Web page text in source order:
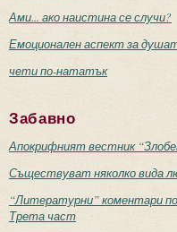
Ами... ако наистина се случи?
Емоционален аспект за
чети по-нататък
Забавно
Апокрифният вестник
Съществуват няколко вида
“Литературни” коментари
Трета част